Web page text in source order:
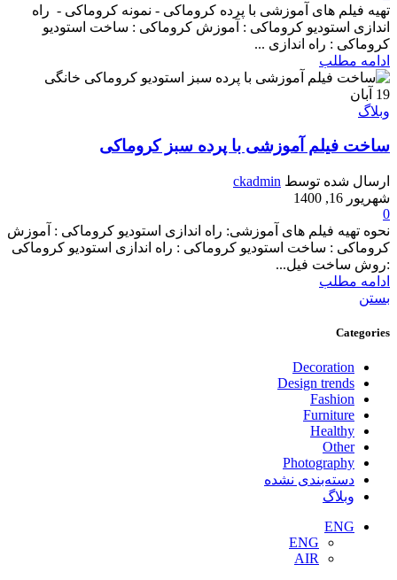
تهیه فیلم های آموزشی با پرده کروماکی - نمونه کروماکی - راه
اندازی استودیو کروماکی : آموزش کروماکی : ساخت استودیو
کروماکی : راه اندازی ...
ادامه مطلب
19 آبان
وبلاگ
ساخت فیلم آموزشی با پرده سبز کروماکی
ارسال شده توسط ckadmin
شهریور 16, 1400
0
نحوه تهیه فیلم های آموزشی: راه اندازی استودیو کروماکی : آموزش
کروماکی : ساخت استودیو کروماکی : راه اندازی استودیو کروماکی
:روش ساخت فیل...
ادامه مطلب
بستن
Categories
Decoration
Design trends
Fashion
Furniture
Healthy
Other
Photography
دسته‌بندی نشده
وبلاگ
ENG
ENG
AIR